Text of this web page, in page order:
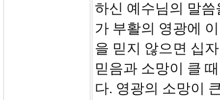
하신 예수님의 말
가 부활의 영광에
을 믿지 않으면 십
믿음과 소망이 클
다. 영광의 소망이